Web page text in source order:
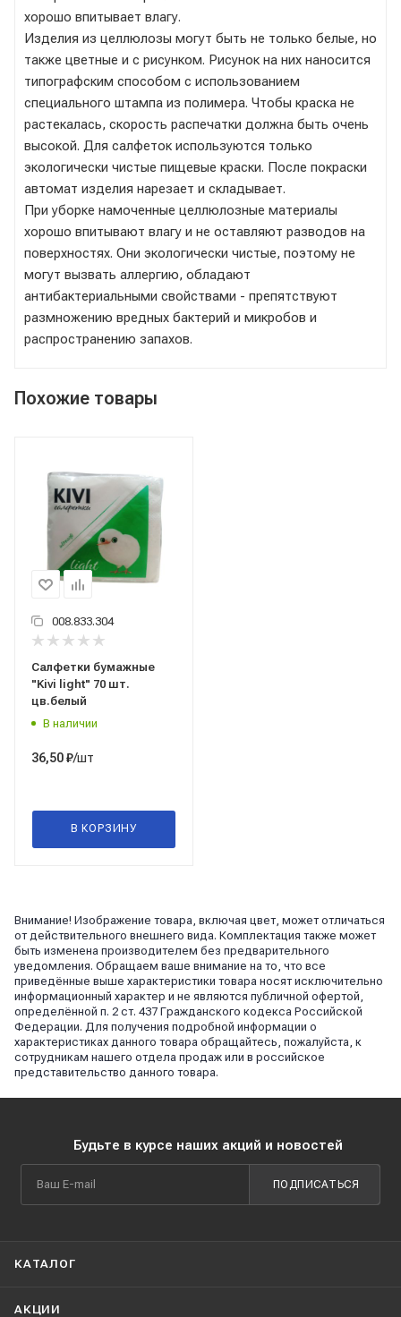
хорошо впитывает влагу.
Изделия из целлюлозы могут быть не только белые, но
также цветные и с рисунком. Рисунок на них наносится
типографским способом с использованием
специального штампа из полимера. Чтобы краска не
растекалась, скорость распечатки должна быть очень
высокой. Для салфеток используются только
экологически чистые пищевые краски. После покраски
автомат изделия нарезает и складывает.
При уборке намоченные целлюлозные материалы
хорошо впитывают влагу и не оставляют разводов на
поверхностях. Они экологически чистые, поэтому не
могут вызвать аллергию, обладают
антибактериальными свойствами - препятствуют
размножению вредных бактерий и микробов и
распространению запахов.
Похожие товары
008.833.304
Салфетки бумажные
"Kivi light" 70 шт.
цв.белый
В наличии
36,50₽/шт
В КОРЗИНУ
Внимание! Изображение товара, включая цвет, может отличаться
от действительного внешнего вида. Комплектация также может
быть изменена производителем без предварительного
уведомления. Обращаем ваше внимание на то, что все
приведённые выше характеристики товара носят исключительно
информационный характер и не являются публичной офертой,
определённой п. 2 ст. 437 Гражданского кодекса Российской
Федерации. Для получения подробной информации о
характеристиках данного товара обращайтесь, пожалуйста, к
сотрудникам нашего отдела продаж или в российское
представительство данного товара.
Будьте в курсе наших акций и новостей
ПОДПИСАТЬСЯ
КАТАЛОГ
АКЦИИ